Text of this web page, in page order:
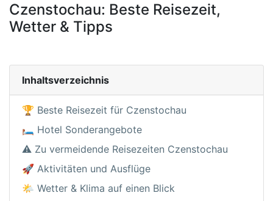
Czenstochau: Beste Reisezeit,
Wetter & Tipps
Inhaltsverzeichnis
🏆 Beste Reisezeit für Czenstochau
🛏️ Hotel Sonderangebote
⚠️ Zu vermeidende Reisezeiten Czenstochau
🚀 Aktivitäten und Ausflüge
🌤️ Wetter & Klima auf einen Blick